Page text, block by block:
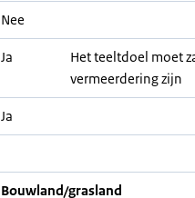
Nee
Ja
Het teeltdoel moet
vermeerdering zijn
Ja
Bouwland/grasland